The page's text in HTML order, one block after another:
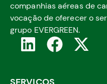
companhias aéreas de
vocação de oferecer o
grupo EVERGREEN.